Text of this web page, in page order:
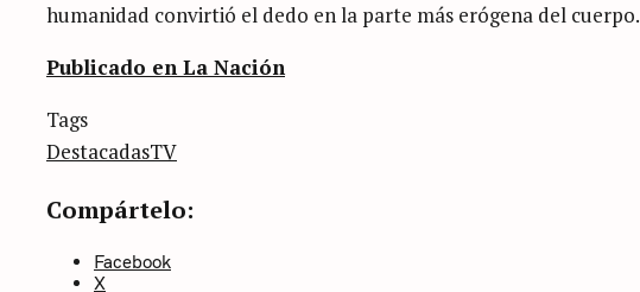
humanidad convirtió el dedo en la parte más erógena del cuerpo.
Publicado en La Nación
Categories
categoría
Tags
DestacadasTV
Compártelo:
Facebook
X